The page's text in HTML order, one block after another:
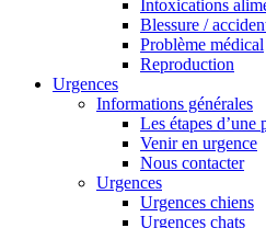
Intoxications
Blessure /
Problème médical
Reproduction
Urgences
Informations générales
Les étapes d’une
Venir en urgence
Nous contacter
Urgences
Urgences chiens
Urgences chats